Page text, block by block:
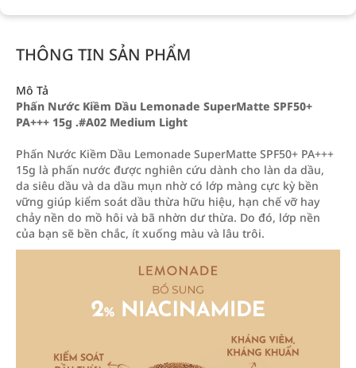
THÔNG TIN SẢN PHẨM
Mô Tả
Phấn Nước Kiềm Dầu Lemonade SuperMatte SPF50+
PA+++ 15g .#A02 Medium Light
Phấn Nước Kiềm Dầu Lemonade SuperMatte SPF50+ PA+++
15g là phấn nước được nghiên cứu dành cho làn da dầu,
da siêu dầu và da dầu mụn nhờ có lớp màng cực kỳ bền
vững giúp kiểm soát dầu thừa hữu hiệu, hạn chế vỡ hay
chảy nền do mồ hôi và bã nhờn dư thừa. Do đó, lớp nền
của bạn sẽ bền chắc, ít xuống màu và lâu trôi.